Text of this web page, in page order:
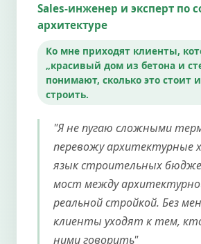
Sales-инженер и эксперт по
архитектуре
Ко мне приходят клиенты,
„красивый дом из бетона и
понимают, сколько это стоит
строить.
"Я не пугаю сложными
перевожу архитектурные
язык строительных
мост между
реальной стройкой. Без
клиенты уходят к тем,
ними говорить"